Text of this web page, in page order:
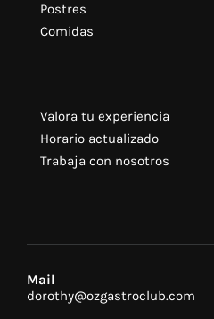
Postres
Comidas
Valora tu experiencia
Horario actualizado
Trabaja con nosotros
Mail
dorothy@ozgastroclub.com